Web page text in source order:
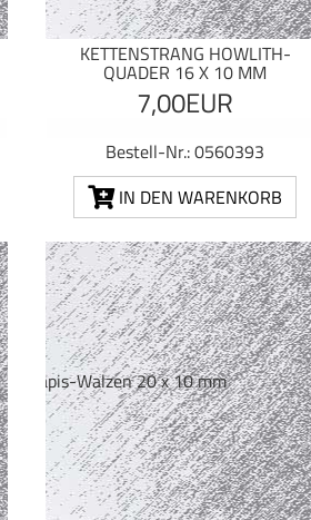
KETTENSTRANG HOWLITH-
QUADER 16 X 10 MM
7,00EUR
Bestell-Nr.: 0560393
IN DEN WARENKORB